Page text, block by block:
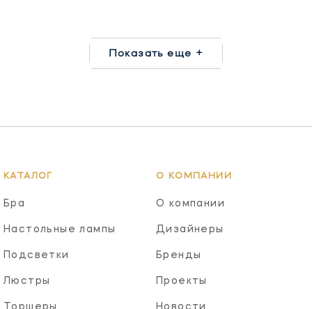
Показать еще +
КАТАЛОГ
Бра
Настольные лампы
Подсветки
Люстры
Торшеры
О КОМПАНИИ
О компании
Дизайнеры
Бренды
Проекты
Новости